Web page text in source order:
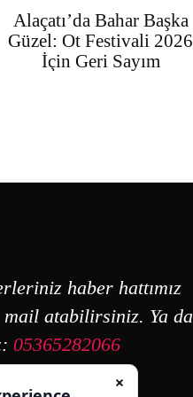
Alaçatı’da Bahar Başka
Güzel: Ot Festivali 2026
İçin Geri Sayım
haber hattımız
mail atabilirsiniz. Ya da
05365282066